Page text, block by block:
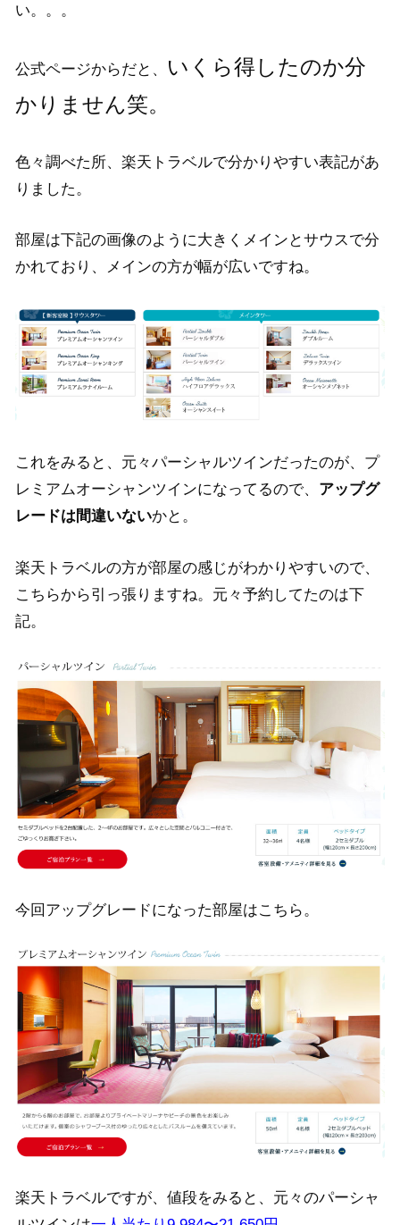
い。。。
公式ページからだと、 いくら得したのか分
かりません笑。
色々調べた所、楽天トラベルで分かりやすい表記があ
りました。
部屋は下記の画像のように大きくメインとサウスで分
かれており、メインの方が幅が広いですね。
これをみると、元々パーシャルツインだったのが、プ
レミアムオーシャンツインになってるので、 アップグ
レードは間違いないかと。
楽天トラベルの方が部屋の感じがわかりやすいので、
こちらから引っ張りますね。元々予約してたのは下
記。
今回アップグレードになった部屋はこちら。
楽天トラベルですが、値段をみると、元々のパーシャ